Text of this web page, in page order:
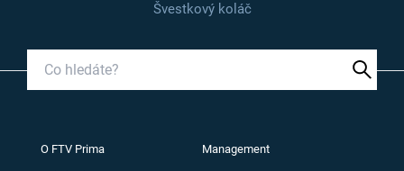
Švestkový koláč
O FTV Prima Management